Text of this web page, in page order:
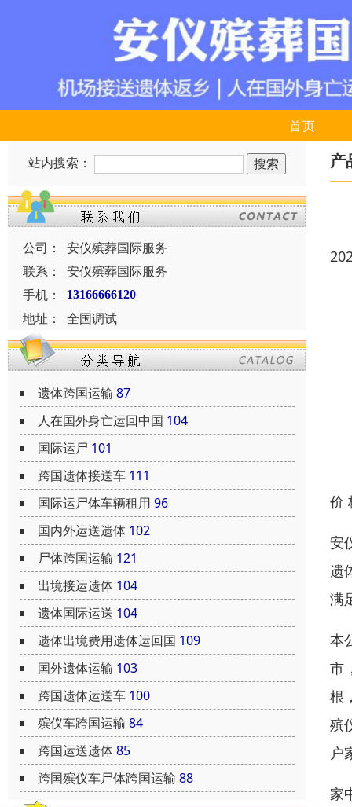
首页
站内搜索：
公司：
安仪殡葬国际服务
联系：
安仪殡葬国际服务
手机：
13166666120
地址： 全国调试
遗体跨国运输 87
人在国外身亡运回中国 104
国际运尸 101
跨国遗体接送车 111
国际运尸体车辆租用 96
国内外运送遗体 102
尸体跨国运输 121
出境接运遗体 104
遗体国际运送 104
遗体出境费用遗体运回国 109
国外遗体运输 103
跨国遗体运送车 100
殡仪车跨国运输 84
跨国运送遗体85
跨国殡仪车尸体跨国运输 88
产
价
安
遗
满
本
市
根
殡
户
家